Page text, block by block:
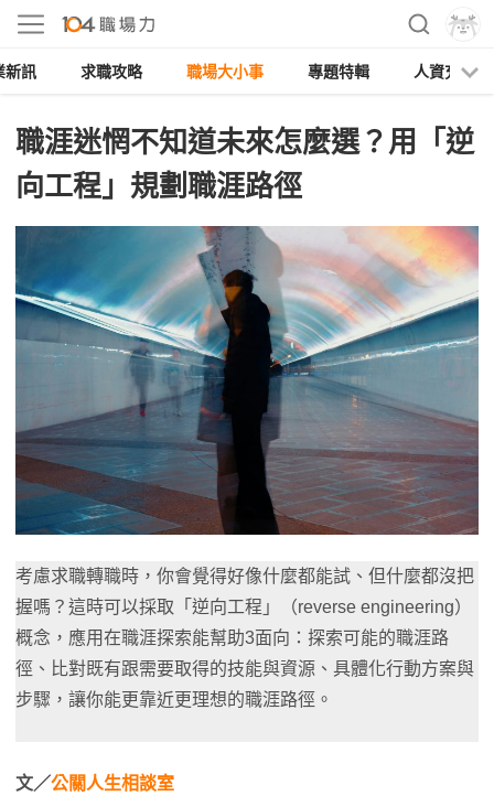
新訊 求職攻略 職場大小事 專題特輯 人資充電
職涯迷惘不知道未來怎麼選？用「逆
向工程」規劃職涯路徑
考慮求職轉職時，你會覺得好像什麼都能試、但什麼都沒把
握嗎？這時可以採取「逆向工程」（reverse engineering）
概念，應用在職涯探索能幫助3面向：探索可能的職涯路
徑、比對既有跟需要取得的技能與資源、具體化行動方案與
步驟，讓你能更靠近更理想的職涯路徑。
文／公關人生相談室